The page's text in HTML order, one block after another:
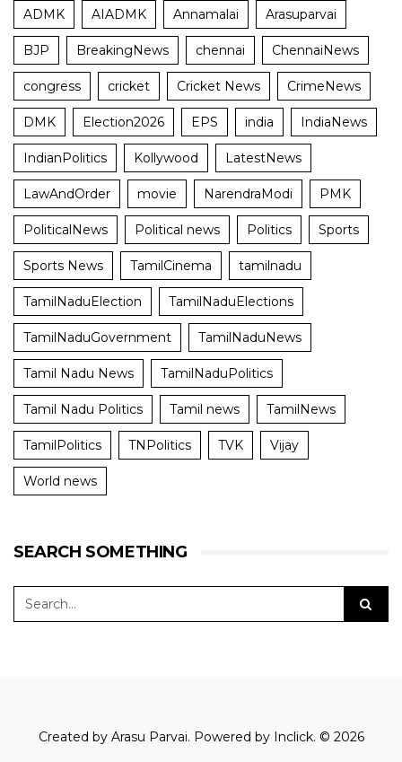
ADMK AIADMK Annamalai Arasuparvai
BJP BreakingNews chennai ChennaiNews
congress cricket Cricket News CrimeNews
DMK Election2026 EPS india IndiaNews
IndianPolitics Kollywood LatestNews
LawAndOrder movie NarendraModi PMK
PoliticalNews Political news Politics Sports
Sports News TamilCinema tamilnadu
TamilNaduElection TamilNaduElections
TamilNaduGovernment TamilNaduNews
Tamil Nadu News TamilNaduPolitics
Tamil Nadu Politics Tamil news TamilNews
TamilPolitics TNPolitics TVK Vijay
World news
SEARCH SOMETHING
Created by Arasu Parvai. Powered by Inclick. © 2026